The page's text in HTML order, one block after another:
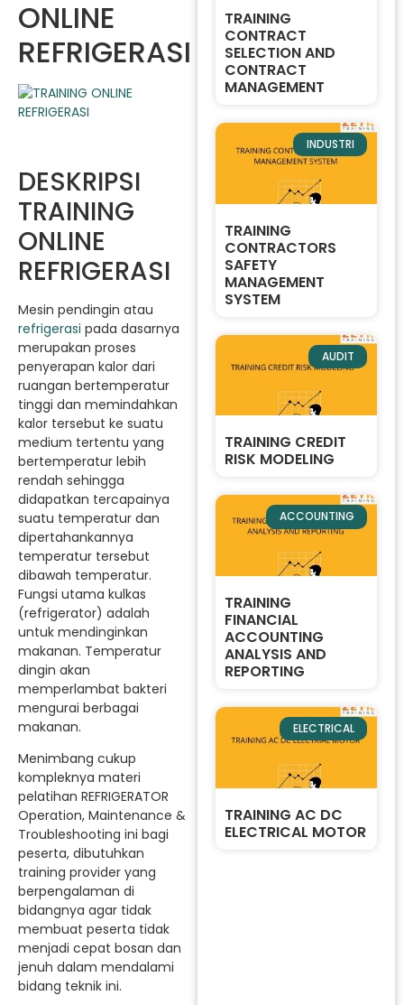
ONLINE
REFRIGERASI
DESKRIPSI
TRAINING
ONLINE
REFRIGERASI
Mesin pendingin atau
refrigerasi pada dasarnya
merupakan proses
penyerapan kalor dari
ruangan bertemperatur
tinggi dan memindahkan
kalor tersebut ke suatu
medium tertentu yang
bertemperatur lebih
rendah sehingga
didapatkan tercapainya
suatu temperatur dan
dipertahankannya
temperatur tersebut
dibawah temperatur.
Fungsi utama kulkas
(refrigerator) adalah
untuk mendinginkan
makanan. Temperatur
dingin akan
memperlambat bakteri
mengurai berbagai
makanan.
Menimbang cukup
kompleknya materi
pelatihan REFRIGERATOR
Operation, Maintenance &
Troubleshooting ini bagi
peserta, dibutuhkan
training provider yang
berpengalaman di
bidangnya agar tidak
membuat peserta tidak
menjadi cepat bosan dan
jenuh dalam mendalami
bidang teknik ini.
TRAINING
CONTRACT
SELECTION AND
CONTRACT
MANAGEMENT
INDUSTRI
TRAINING
CONTRACTORS
SAFETY
MANAGEMENT
SYSTEM
AUDIT
TRAINING CREDIT
RISK MODELING
ACCOUNTING
TRAINING
FINANCIAL
ACCOUNTING
ANALYSIS AND
REPORTING
ELECTRICAL
TRAINING AC DC
ELECTRICAL MOTOR